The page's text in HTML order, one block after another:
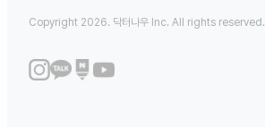
Copyright 2026. 닥터나우 Inc. All rights reserved.